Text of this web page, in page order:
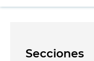
Secciones